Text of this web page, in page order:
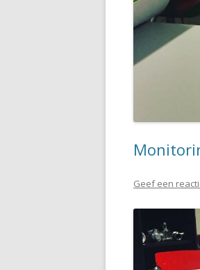
Geef een